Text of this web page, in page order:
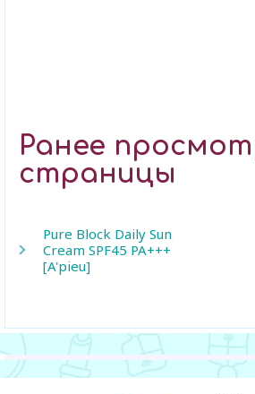
Ранее
страницы
Pure Block Daily Sun
Cream SPF45 PA+++
[A'pieu]